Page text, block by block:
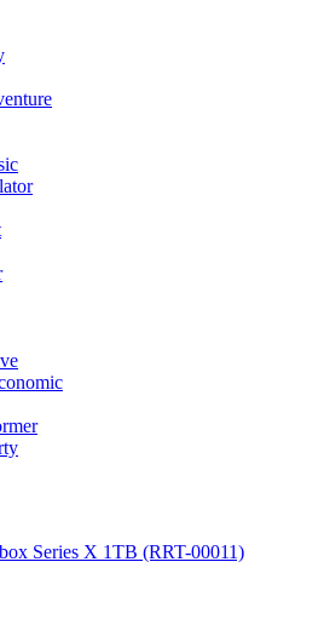
Series X 1TB (RRT-00011)